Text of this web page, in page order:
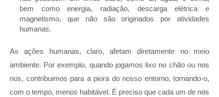
bem como energia, radiação, descarga elétrica e
magnetismo, que não são originados por atividades
humanas.
As ações humanas, claro, afetam diretamente no meio
ambiente. Por exemplo, quando jogamos lixo no chão ou nos
rios, contribuimos para a piora do nosso entorno, tornando-o,
com o tempo, menos habitável. É preciso que cada um de nós